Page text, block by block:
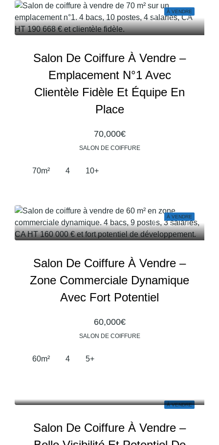
À VENDRE
Salon De Coiffure À Vendre –
Emplacement N°1 Avec
Clientèle Fidèle Et Équipe En
Place
70,000€
SALON DE COIFFURE
70m² 4 10+
À VENDRE
Salon De Coiffure À Vendre –
Zone Commerciale Dynamique
Avec Fort Potentiel
60,000€
SALON DE COIFFURE
60m² 4 5+
À VENDRE
Salon De Coiffure À Vendre –